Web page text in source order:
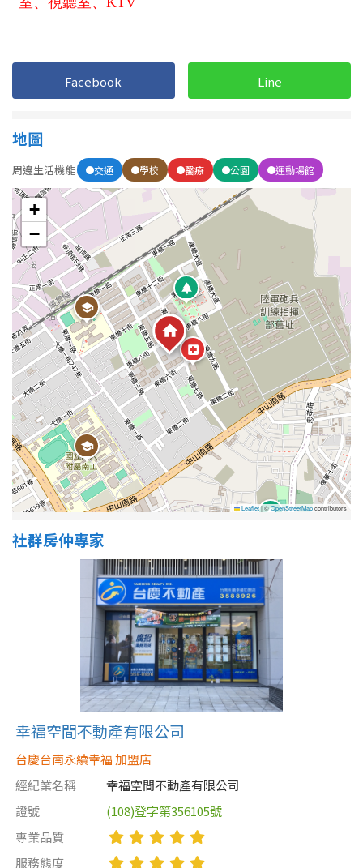
格局
2房
屋齡
不拘
5-10 年 10-20 年
20-30 年 30-40 年
40 年以上
售價
Facebook Line
地圖
周邊生活機能 交通 學校 醫療 公園 運動場館
+
−
Leaflet|©OpenStreetMapcontributors
社群房仲專家
幸福空間不動產有限公司
台慶台南永續幸福 加盟店
經紀業名稱
幸福空間不動產有限公司
證號
(108)登字第356105號
專業品質
服務態度